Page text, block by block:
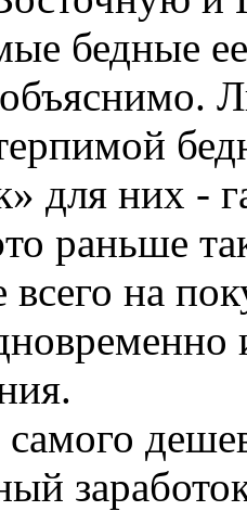
бедные
для них -
раньше
на